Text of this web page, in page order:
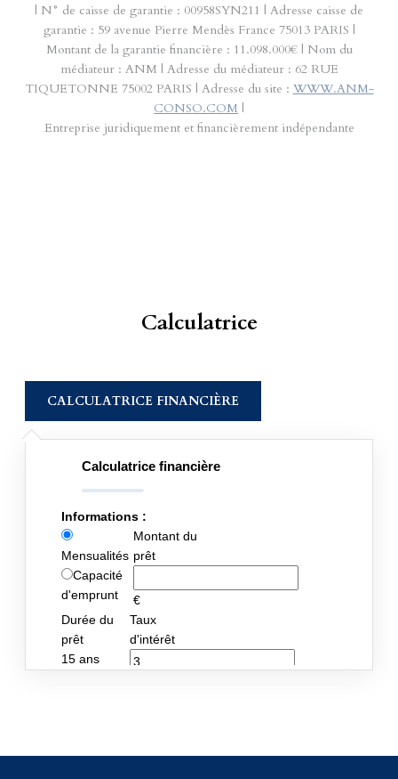
| N° de caisse de garantie : 00958SYN211 | Adresse caisse de
garantie : 59 avenue Pierre Mendès France 75013 PARIS |
Montant de la garantie financière : 11.098.000€ | Nom du
médiateur : ANM | Adresse du médiateur : 62 RUE
TIQUETONNE 75002 PARIS | Adresse du site : WWW.ANM-
CONSO.COM |
Entreprise juridiquement et financièrement indépendante
Calculatrice
CALCULATRICE FINANCIÈRE